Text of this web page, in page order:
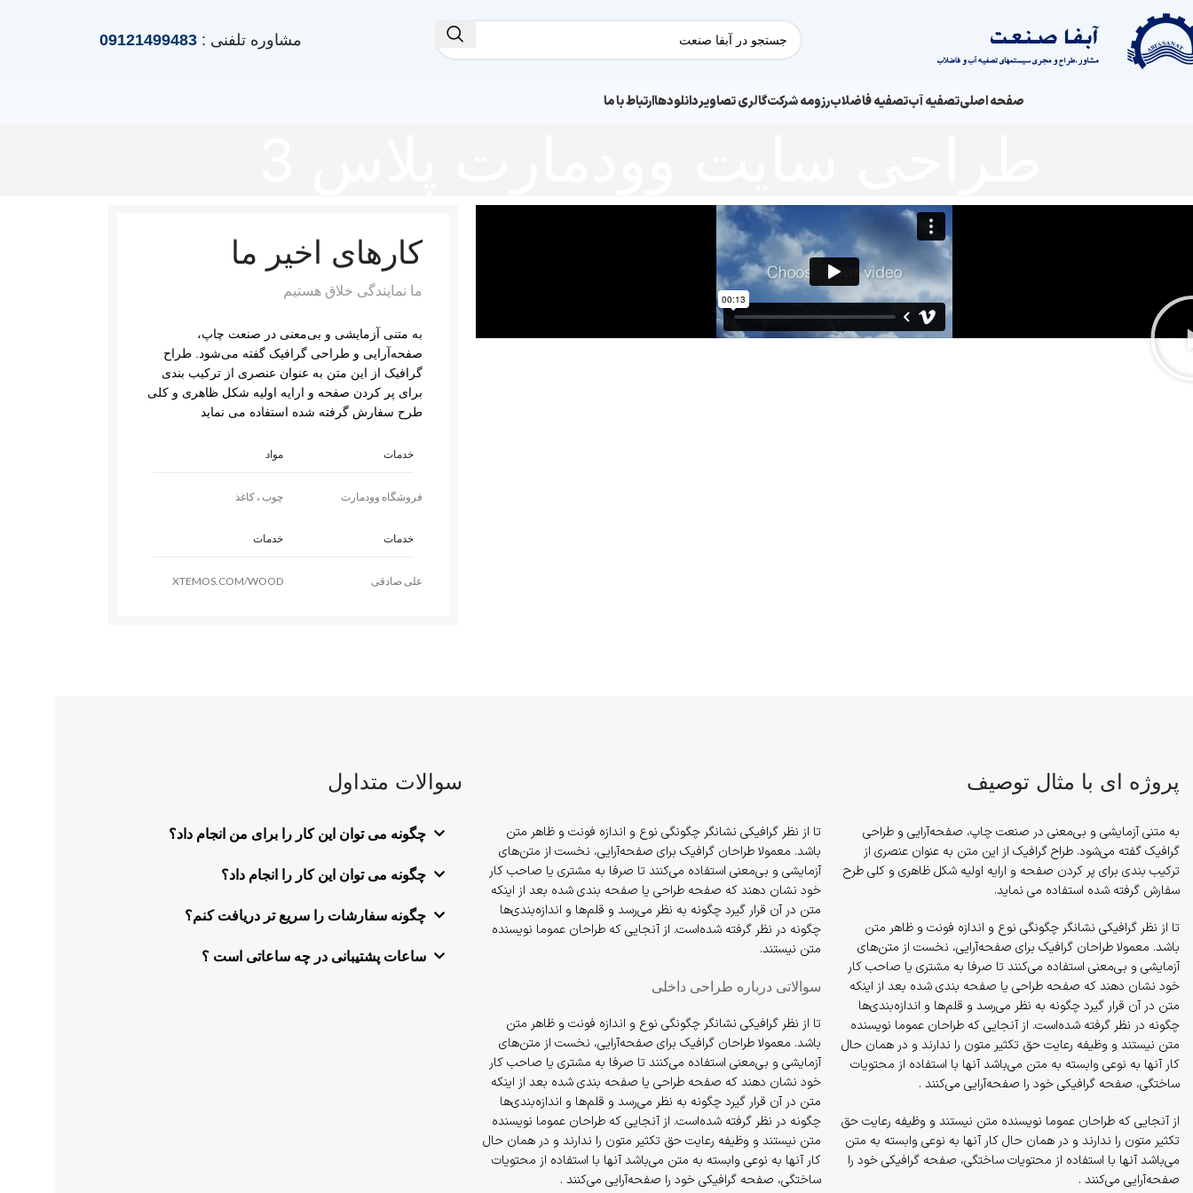
مشاوره تلفنی : 09121499483
صفحه اصلیتصفیه آبتصفیه فاضلابرزومه شرکتگالری تصاویردانلودهاارتباط با ما
کارهای اخیر ما
ما نمایندگی خلاق هستیم
به متنی آزمایشی و بی‌معنی در صنعت چاپ،
صفحه‌آرایی و طراحی گرافیک گفته می‌شود. طراح
گرافیک از این متن به عنوان عنصری از ترکیب بندی
برای پر کردن صفحه و ارایه اولیه شکل ظاهری و کلی
طرح سفارش گرفته شده استفاده می نماید
خدمات مواد
فروشگاه وودمارت چوب ، کاغذ
خدمات خدمات
علی صادقی XTEMOS.COM/WOOD
پروژه ای با مثال توصیف
به متنی آزمایشی و بی‌معنی در صنعت چاپ، صفحه‌آرایی و طراحی
گرافیک گفته می‌شود. طراح گرافیک از این متن به عنوان عنصری از
ترکیب بندی برای پر کردن صفحه و ارایه اولیه شکل ظاهری و کلی طرح
سفارش گرفته شده استفاده می نماید.
تا از نظر گرافیکی نشانگر چگونگی نوع و اندازه فونت و ظاهر متن
باشد. معمولا طراحان گرافیک برای صفحه‌آرایی، نخست از متن‌های
آزمایشی و بی‌معنی استفاده می‌کنند تا صرفا به مشتری یا صاحب کار
خود نشان دهند که صفحه طراحی یا صفحه بندی شده بعد از اینکه
متن در آن قرار گیرد چگونه به نظر می‌رسد و قلم‌ها و اندازه‌بندی‌ها
چگونه در نظر گرفته شده‌است. از آنجایی که طراحان عموما نویسنده
متن نیستند و وظیفه رعایت حق تکثیر متون را ندارند و در همان حال
کار آنها به نوعی وابسته به متن می‌باشد آنها با استفاده از محتویات
ساختگی، صفحه گرافیکی خود را صفحه‌آرایی می‌کنند .
از آنجایی که طراحان عموما نویسنده متن نیستند و وظیفه رعایت حق
تکثیر متون را ندارند و در همان حال کار آنها به نوعی وابسته به متن
می‌باشد آنها با استفاده از محتویات ساختگی، صفحه گرافیکی خود را
صفحه‌آرایی می‌کنند .
تا از نظر گرافیکی نشانگر چگونگی نوع و اندازه فونت و ظاهر متن
باشد. معمولا طراحان گرافیک برای صفحه‌آرایی، نخست از متن‌های
آزمایشی و بی‌معنی استفاده می‌کنند تا صرفا به مشتری یا صاحب کار
خود نشان دهند که صفحه طراحی یا صفحه بندی شده بعد از اینکه
متن در آن قرار گیرد چگونه به نظر می‌رسد و قلم‌ها و اندازه‌بندی‌ها
چگونه در نظر گرفته شده‌است. از آنجایی که طراحان عموما نویسنده
متن نیستند.
سوالاتی درباره طراحی داخلی
تا از نظر گرافیکی نشانگر چگونگی نوع و اندازه فونت و ظاهر متن
باشد. معمولا طراحان گرافیک برای صفحه‌آرایی، نخست از متن‌های
آزمایشی و بی‌معنی استفاده می‌کنند تا صرفا به مشتری یا صاحب کار
خود نشان دهند که صفحه طراحی یا صفحه بندی شده بعد از اینکه
متن در آن قرار گیرد چگونه به نظر می‌رسد و قلم‌ها و اندازه‌بندی‌ها
چگونه در نظر گرفته شده‌است. از آنجایی که طراحان عموما نویسنده
متن نیستند و وظیفه رعایت حق تکثیر متون را ندارند و در همان حال
کار آنها به نوعی وابسته به متن می‌باشد آنها با استفاده از محتویات
ساختگی، صفحه گرافیکی خود را صفحه‌آرایی می‌کنند .
سوالات متداول
چگونه می توان این کار را برای من انجام داد؟
چگونه می توان این کار را انجام داد؟
چگونه سفارشات را سریع تر دریافت کنم؟
ساعات پشتیبانی در چه ساعاتی است ؟